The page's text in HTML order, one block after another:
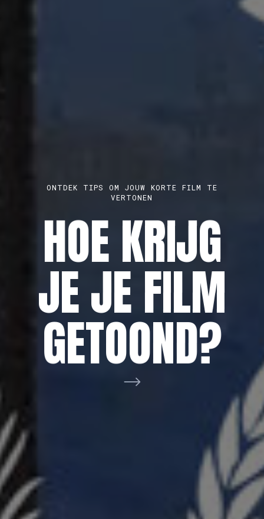
MELD JE
AAN VOOR
DE
ONTDEK TIPS OM JOUW KORTE FILM TE
VERTONEN
HOE KRIJG
JE JE FILM
GETOOND?
MAAK EEN GRATIS PROFIEL AAN
NETWERK
BRABANT